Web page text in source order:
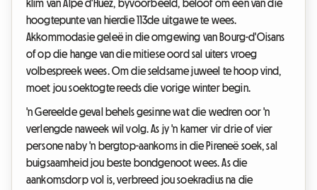
klim van Alpe d'Huez, byvoorbeeld, beloof om een van die
hoogtepunte van hierdie 113de uitgawe te wees.
Akkommodasie geleë in die omgewing van Bourg-d'Oisans
of op die hange van die mitiese oord sal uiters vroeg
volbespreek wees. Om die seldsame juweel te hoop vind,
moet jou soektogte reeds die vorige winter begin.
'n Gereelde geval behels gesinne wat die wedren oor 'n
verlengde naweek wil volg. As jy 'n kamer vir drie of vier
persone naby 'n bergtop-aankoms in die Pireneë soek, sal
buigsaamheid jou beste bondgenoot wees. As die
aankomsdorp vol is, verbreed jou soekradius na die